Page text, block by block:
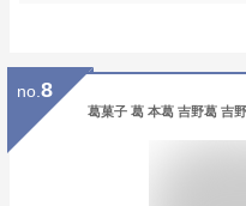
no. 8